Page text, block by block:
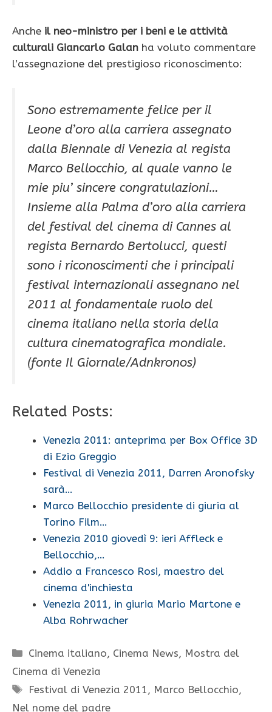
Anche il neo-ministro per i beni e le attività
culturali Giancarlo Galan ha voluto commentare
l’assegnazione del prestigioso riconoscimento:
Sono estremamente felice per il
Leone d’oro alla carriera assegnato
dalla Biennale di Venezia al regista
Marco Bellocchio, al quale vanno le
mie piu’ sincere congratulazioni…
Insieme alla Palma d’oro alla carriera
del festival del cinema di Cannes al
regista Bernardo Bertolucci, questi
sono i riconoscimenti che i principali
festival internazionali assegnano nel
2011 al fondamentale ruolo del
cinema italiano nella storia della
cultura cinematografica mondiale.
(fonte Il Giornale/Adnkronos)
Related Posts:
Venezia 2011: anteprima per Box Office 3D
di Ezio Greggio
Festival di Venezia 2011, Darren Aronofsky
sarà…
Marco Bellocchio presidente di giuria al
Torino Film…
Venezia 2010 giovedì 9: ieri Affleck e
Bellocchio,…
Addio a Francesco Rosi, maestro del
cinema d'inchiesta
Venezia 2011, in giuria Mario Martone e
Alba Rohrwacher
Categorie
Cinema italiano, Cinema News, Mostra del
Cinema di Venezia
Tag
Festival di Venezia 2011 , Marco Bellocchio,
Nel nome del padre